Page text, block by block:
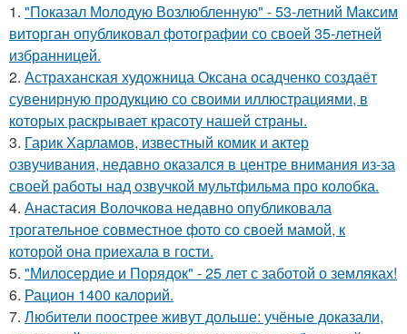
1. "Показал Молодую Возлюбленную" - 53-летний Максим
виторган опубликовал фотографии со своей 35-летней
избранницей.
2. Астраханская художница Оксана осадченко создаёт
сувенирную продукцию со своими иллюстрациями, в
которых раскрывает красоту нашей страны.
3. Гарик Харламов, известный комик и актер
озвучивания, недавно оказался в центре внимания из-за
своей работы над озвучкой мультфильма про колобка.
4. Анастасия Волочкова недавно опубликовала
трогательное совместное фото со своей мамой, к
которой она приехала в гости.
5. "Милосердие и Порядок" - 25 лет с заботой о земляках!
6. Рацион 1400 калорий.
7. Любители поострее живут дольше: учёные доказали,